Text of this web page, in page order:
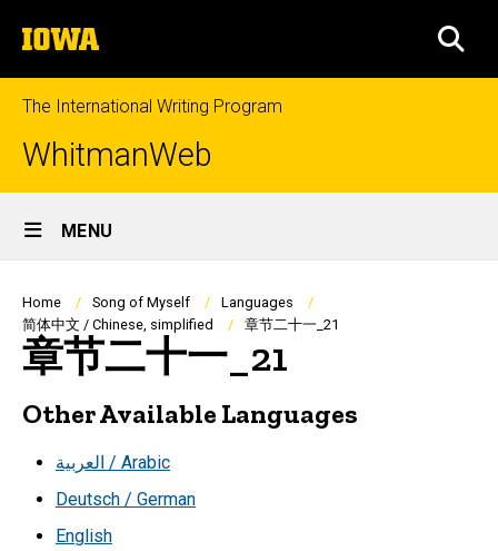
to
content
The
University
of
Iowa
The International Writing Program
WhitmanWeb
Site
Main
Navigation
MENU
Breadcrumb
Home Song of Myself
Languages
简体中文 / Chinese, simplified
章节二十一_21
章节二十一_21
Other Available Languages
العربية / Arabic
Deutsch / German
English